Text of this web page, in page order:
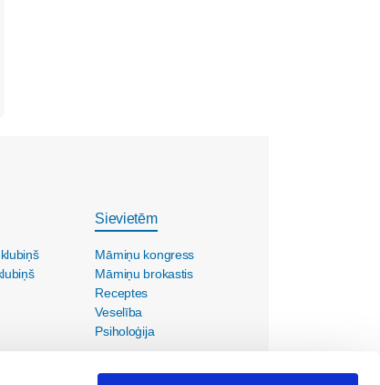
Sievietēm
Māmiņu kongress
Māmiņu brokastis
Receptes
Veselība
Psiholoģija